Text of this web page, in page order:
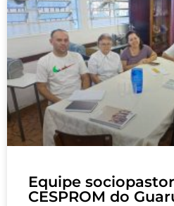
Equipe
CESPROM do